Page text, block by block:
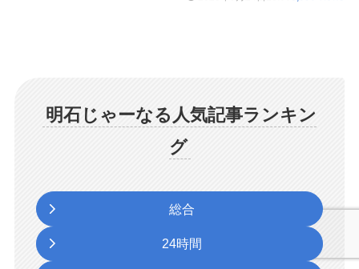
明石じゃーなる人気記事ランキン
グ
総合
24時間